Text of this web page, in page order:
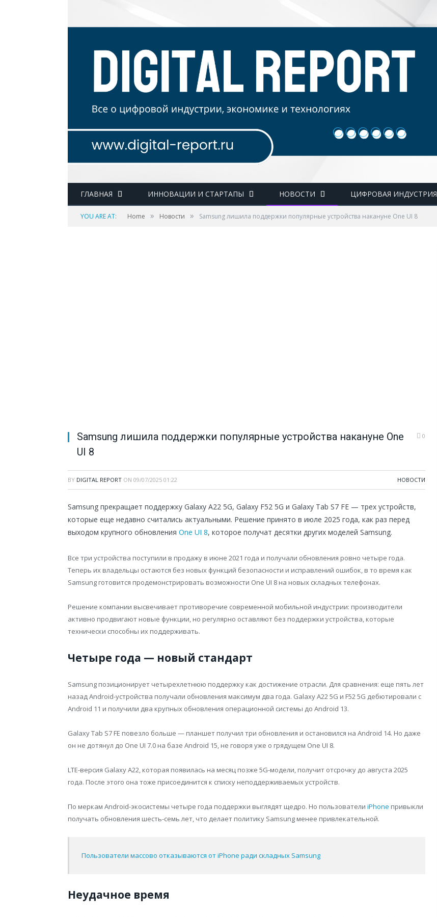
ГЛАВНАЯ ИННОВАЦИИ И СТАРТАПЫ НОВОСТИ ЦИФРОВАЯ ИНДУСТРИЯ
YOU ARE AT: Home » Новости » Samsung лишила поддержки популярные устройства накануне One UI 8
Samsung лишила поддержки популярные устройства накануне One
UI 8
0
BY DIGITAL REPORT ON 09/07/2025 01:22 НОВОСТИ
Samsung прекращает поддержку Galaxy A22 5G, Galaxy F52 5G и Galaxy Tab S7 FE — трех устройств,
которые еще недавно считались актуальными. Решение принято в июле 2025 года, как раз перед
выходом крупного обновления One UI 8, которое получат десятки других моделей Samsung.
Все три устройства поступили в продажу в июне 2021 года и получали обновления ровно четыре года.
Теперь их владельцы остаются без новых функций безопасности и исправлений ошибок, в то время как
Samsung готовится продемонстрировать возможности One UI 8 на новых складных телефонах.
Решение компании высвечивает противоречие современной мобильной индустрии: производители
активно продвигают новые функции, но регулярно оставляют без поддержки устройства, которые
технически способны их поддерживать.
Четыре года — новый стандарт
Samsung позиционирует четырехлетнюю поддержку как достижение отрасли. Для сравнения: еще пять лет
назад Android-устройства получали обновления максимум два года. Galaxy A22 5G и F52 5G дебютировали с
Android 11 и получили два крупных обновления операционной системы до Android 13.
Galaxy Tab S7 FE повезло больше — планшет получил три обновления и остановился на Android 14. Но даже
он не дотянул до One UI 7.0 на базе Android 15, не говоря уже о грядущем One UI 8.
LTE-версия Galaxy A22, которая появилась на месяц позже 5G-модели, получит отсрочку до августа 2025
года. После этого она тоже присоединится к списку неподдерживаемых устройств.
По меркам Android-экосистемы четыре года поддержки выглядят щедро. Но пользователи iPhone привыкли
получать обновления шесть-семь лет, что делает политику Samsung менее привлекательной.
Пользователи массово отказываются от iPhone ради складных Samsung
Неудачное время